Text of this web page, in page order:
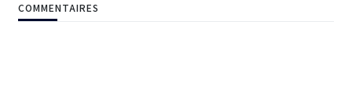
COMMENTAIRES